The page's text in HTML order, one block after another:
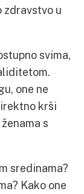
zdravstvo u
svima,
one ne
krši
s
sredinama?
Kako one